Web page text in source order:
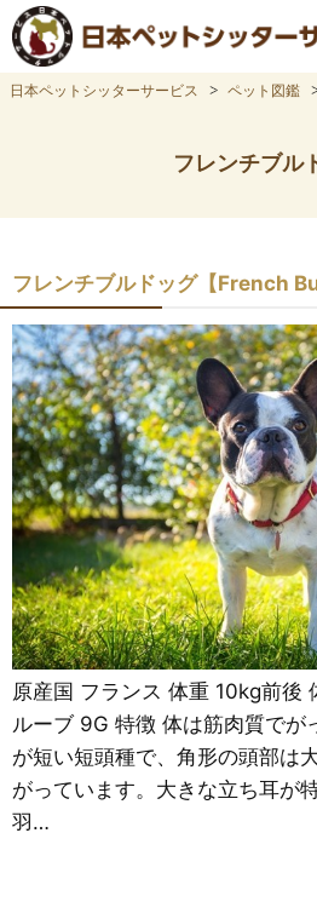
日本ペットシッターサービス ペット図鑑
フレンチブル
フレンチブルドッグ【French
原産国 フランス 体重 10kg前後
ルーブ 9G 特徴 体は筋肉質でが
が短い短頭種で、角形の頭部は
がっています。大きな立ち耳が
羽…